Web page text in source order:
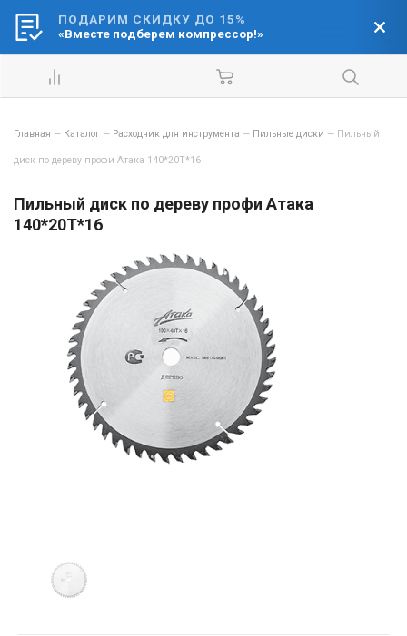
Ваш город:
Барнаул
Главная — Каталог — Расходник для инструмента — Пильные диски — Пильный
диск по дереву профи Атака 140*20T*16
Пильный диск по дереву профи Атака
140*20T*16
ПОДАРИМ СКИДКУ ДО 15%
«Вместе подберем компрессор!»